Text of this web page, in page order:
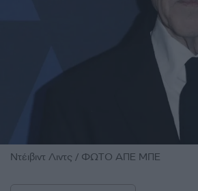
Ντέιβιντ Λιντς / ΦΩΤΟ ΑΠΕ ΜΠΕ